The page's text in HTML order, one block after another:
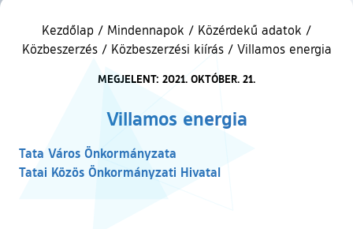
Kezdőlap / Mindennapok / Közérdekű adatok /
Közbeszerzés / Közbeszerzési kiírás / Villamos energia
MEGJELENT: 2021. OKTÓBER. 21.
Villamos energia
Tata Város Önkormányzata
Tatai Közös Önkormányzati Hivatal